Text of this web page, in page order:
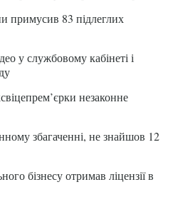
примусив 83 підлеглих
у службовому кабінеті і
незаконне
збагаченні, не знайшов 12
бізнесу отримав ліцензії в